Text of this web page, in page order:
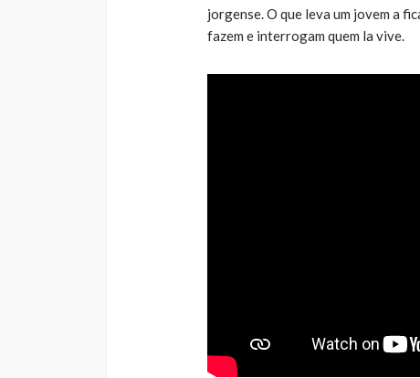
jorgense. O que leva um jovem a
fazem e interrogam quem la vive.